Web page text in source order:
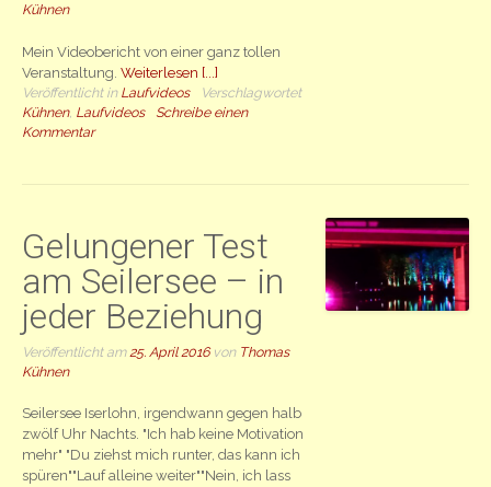
Kühnen
Mein Videobericht von einer ganz tollen
Veranstaltung.Weiterlesen [...]
Veröffentlicht in Laufvideos
Verschlagwortet
Kühnen, Laufvideos
Schreibe einen
Kommentar
Gelungener Test
am Seilersee – in
jeder Beziehung
Veröffentlicht am 25. April 2016von Thomas
Kühnen
Seilersee Iserlohn, irgendwann gegen halb
zwölf Uhr Nachts. "Ich hab keine Motivation
mehr" "Du ziehst mich runter, das kann ich
spüren""Lauf alleine weiter""Nein, ich lass